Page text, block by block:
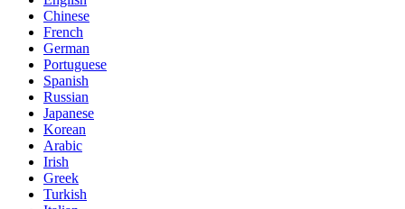
Chinese
French
German
Portuguese
Spanish
Russian
Japanese
Korean
Arabic
Irish
Greek
Turkish